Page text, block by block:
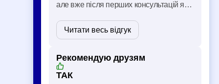
але вже після перших консультацій я
вибір. Дуже сподобалося, що
спілкування проходить легко й
Читати весь відгук
Рекомендую друзям
ТАК